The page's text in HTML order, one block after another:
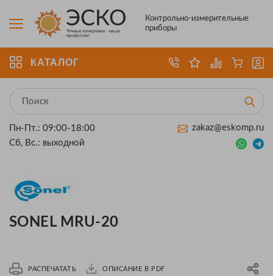
Контрольно-измерительные
приборы
КАТАЛОГ
Пн-Пт.: 09:00-18:00
Сб, Вс.: выходной
zakaz@eskomp.ru
SONEL MRU-20
РАСПЕЧАТАТЬ ОПИСАНИЕ В PDF